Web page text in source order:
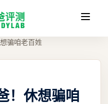
收
骗咱老百姓
！休想骗咱